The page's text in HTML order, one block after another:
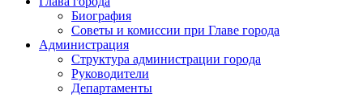
Биография
Советы и комиссии при Главе города
Администрация
Структура администрации города
Руководители
Департаменты